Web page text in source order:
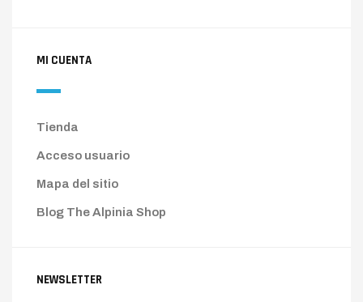
MI CUENTA
Tienda
Acceso usuario
Mapa del sitio
Blog The Alpinia Shop
NEWSLETTER